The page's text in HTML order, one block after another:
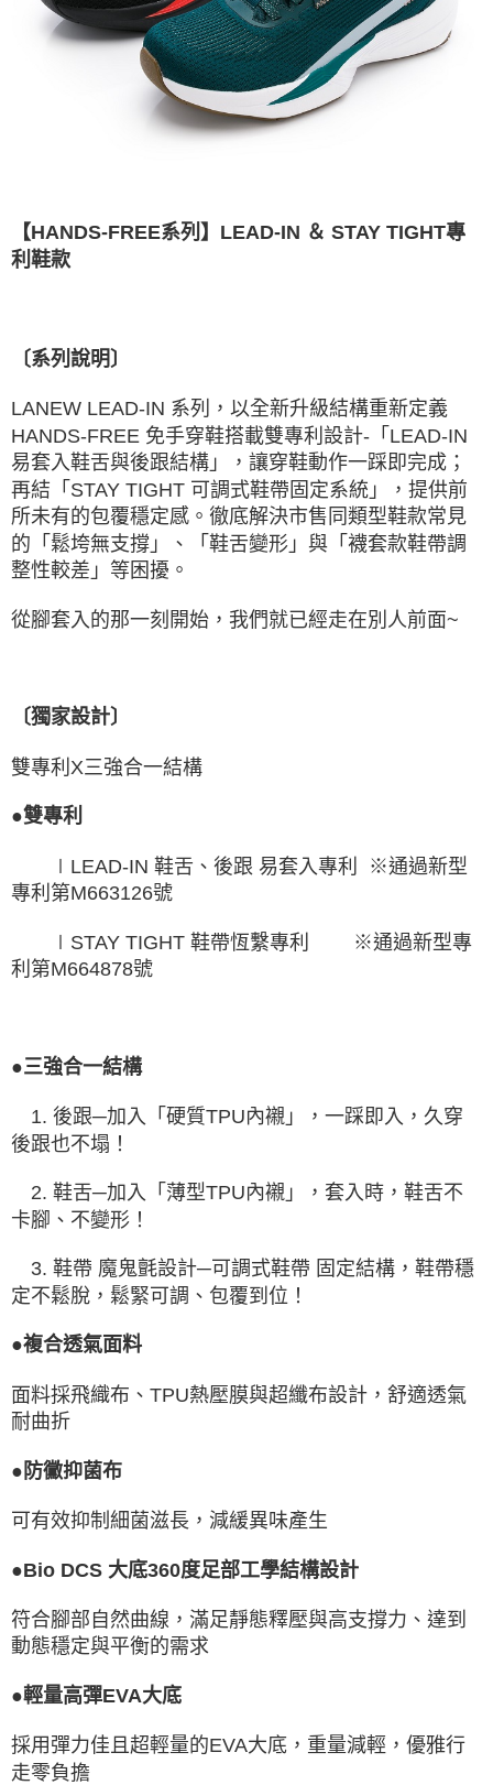
【HANDS-FREE系列】LEAD-IN ＆ STAY TIGHT專
利鞋款
〔系列說明〕
LANEW LEAD-IN 系列，以全新升級結構重新定義
HANDS-FREE 免手穿鞋搭載雙專利設計-「LEAD-IN
易套入鞋舌與後跟結構」，讓穿鞋動作一踩即完成；
再結「STAY TIGHT 可調式鞋帶固定系統」，提供前
所未有的包覆穩定感。徹底解決市售同類型鞋款常見
的「鬆垮無支撐」、「鞋舌變形」與「襪套款鞋帶調
整性較差」等困擾。
從腳套入的那一刻開始，我們就已經走在別人前面~
〔獨家設計〕
雙專利X三強合一結構
●雙專利
∣LEAD-IN 鞋舌、後跟 易套入專利 ※通過新型
專利第M663126號
∣STAY TIGHT 鞋帶恆繫專利 ※通過新型專
利第M664878號
●三強合一結構
1. 後跟─加入「硬質TPU內襯」，一踩即入，久穿
後跟也不塌！
2. 鞋舌─加入「薄型TPU內襯」，套入時，鞋舌不
卡腳、不變形！
3. 鞋帶 魔鬼氈設計─可調式鞋帶 固定結構，鞋帶穩
定不鬆脫，鬆緊可調、包覆到位！
●複合透氣面料
面料採飛織布、TPU熱壓膜與超纖布設計，舒適透氣
耐曲折
●防黴抑菌布
可有效抑制細菌滋長，減緩異味產生
●Bio DCS 大底360度足部工學結構設計
符合腳部自然曲線，滿足靜態釋壓與高支撐力、達到
動態穩定與平衡的需求
●輕量高彈EVA大底
採用彈力佳且超輕量的EVA大底，重量減輕，優雅行
走零負擔